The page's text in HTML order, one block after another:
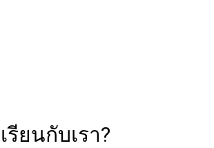
รียนกับเรา?